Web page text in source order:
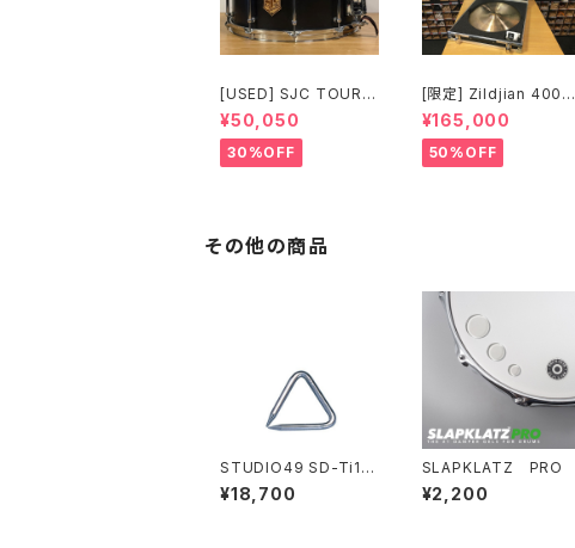
[USED] SJC TOUR S
ERIES SNARE 14 × 6.
5 マットブラック
¥50,050
30%OFF
[限定] Zildjian 400th
Anniversary Limited
Edition Vault Cymba
ls Vintage A Ride 2
0" 1697g No.80 /20
¥165,000
50%OFF
その他の商品
STUDIO49 SD-Ti1 ト
ライアングル
¥18,700
SLAPKLATZ PRO
¥2,200